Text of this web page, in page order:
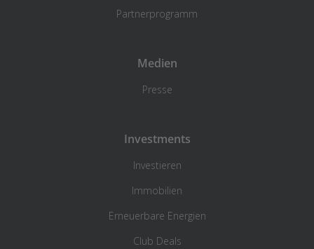
Partnerprogramm
Medien
Presse
Investments
Investieren
Immobilien
Erneuerbare Energien
Club Deals